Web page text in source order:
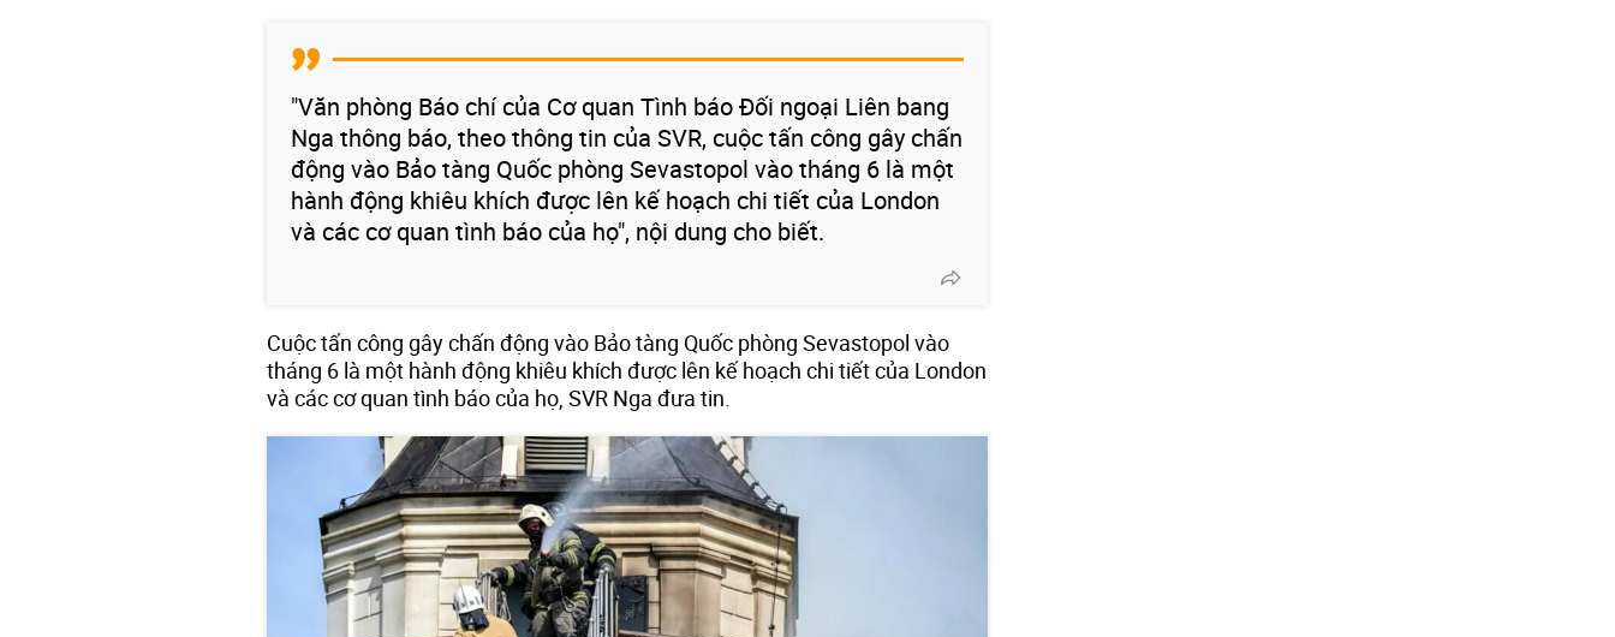
"Văn phòng Báo chí của Cơ quan Tình báo Đối ngoại Liên bang
Nga thông báo, theo thông tin của SVR, cuộc tấn công gây chấn
động vào Bảo tàng Quốc phòng Sevastopol vào tháng 6 là một
hành động khiêu khích được lên kế hoạch chi tiết của London
và các cơ quan tình báo của họ", nội dung cho biết.
Cuộc tấn công gây chấn động vào Bảo tàng Quốc phòng Sevastopol vào
tháng 6 là một hành động khiêu khích được lên kế hoạch chi tiết của London
và các cơ quan tình báo của họ, SVR Nga đưa tin.